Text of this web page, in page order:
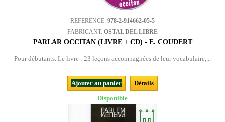
REFERENCE: 978-2-914662-05-5
FABRICANT: OSTAL DEL LIBRE
PARLAR OCCITAN (LIVRE + CD) - E. COUDERT
Pour débutants. Le livre : 23 leçons accompagnées de leur vocabulaire,...
Ajouter au panier
Détails
Disponible